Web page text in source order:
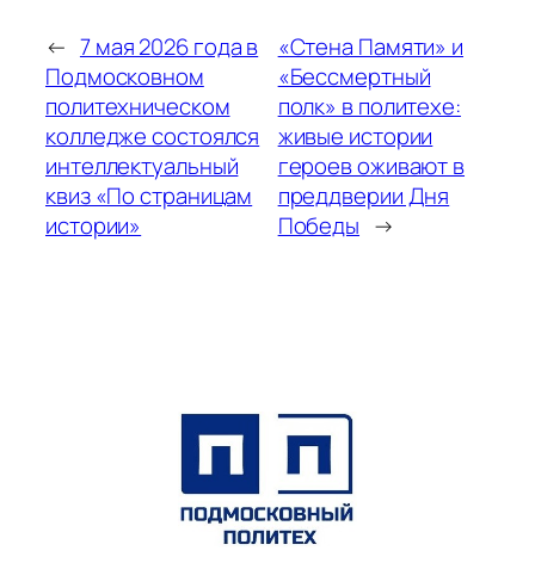
← 7 мая 2026 года в
Подмосковном
политехническом
колледже состоялся
интеллектуальный
квиз «По страницам
истории»
«Стена Памяти» и
«Бессмертный
полк» в политехе:
живые истории
героев оживают в
преддверии Дня
Победы →